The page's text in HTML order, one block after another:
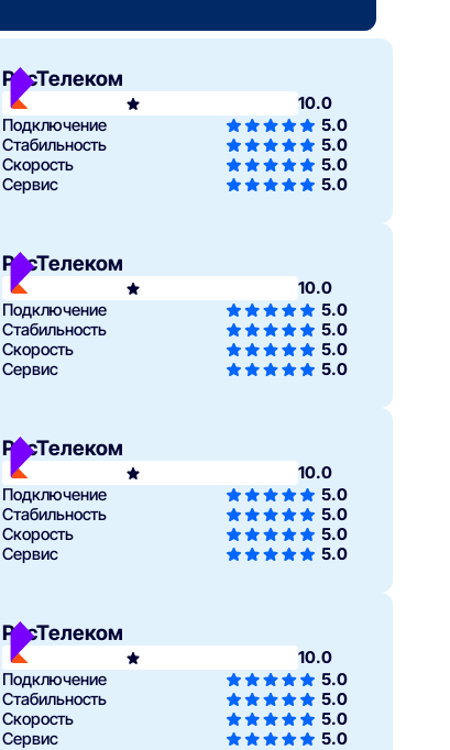
РосТелеком
10.0
Подключение
5.0
Стабильность
5.0
Скорость
5.0
Сервис
5.0
РосТелеком
10.0
Подключение
5.0
Стабильность
5.0
Скорость
5.0
Сервис
5.0
РосТелеком
10.0
Подключение
5.0
Стабильность
5.0
Скорость
5.0
Сервис
5.0
РосТелеком
10.0
Подключение
5.0
Стабильность
5.0
Скорость
5.0
Сервис
5.0